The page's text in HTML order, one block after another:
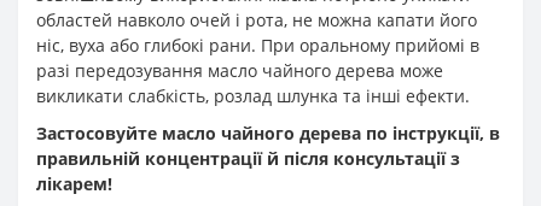
областей навколо очей і рота, не можна капати його
ніс, вуха або глибокі рани. При оральному прийомі в
разі передозування масло чайного дерева може
викликати слабкість, розлад шлунка та інші ефекти.
Застосовуйте масло чайного дерева по інструкції, в
правильній концентрації й після консультації з
лікарем!